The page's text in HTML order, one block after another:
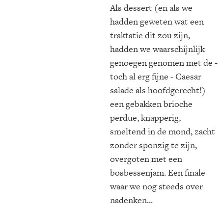
Als dessert (en als we
hadden geweten wat een
traktatie dit zou zijn,
hadden we waarschijnlijk
genoegen genomen met de -
toch al erg fijne - Caesar
salade als hoofdgerecht!)
een gebakken brioche
perdue, knapperig,
smeltend in de mond, zacht
zonder sponzig te zijn,
overgoten met een
bosbessenjam. Een finale
waar we nog steeds over
nadenken...